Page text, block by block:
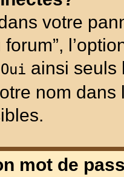
votre
Oui ainsi seuls
nom
mot de